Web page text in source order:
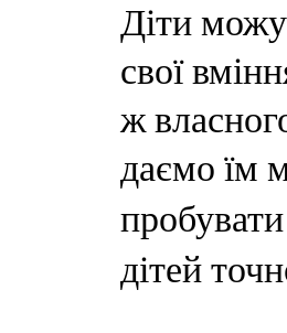
Діти
свої
ж
даємо їм
дітей